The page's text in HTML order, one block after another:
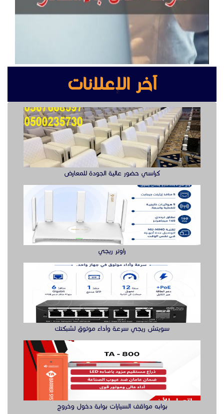
كراسي حضور عالية الجودة للمعارض
راوتر ريجي
سويتش ريجي سرعة وأداء موثوق لشبكتك
بوابه مواقف السيارات بوابة دخول وخروج
صيانة التلفزيةن والصوتيات